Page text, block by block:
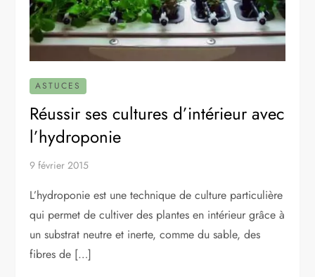
ASTUCES
Réussir ses cultures d’intérieur avec
l’hydroponie
9 février 2015
L’hydroponie est une technique de culture particulière
qui permet de cultiver des plantes en intérieur grâce à
un substrat neutre et inerte, comme du sable, des
fibres de […]